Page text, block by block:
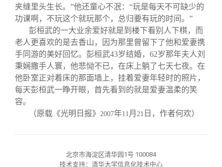
夹缝里头生长。”他还童心不泯：“玩是每天不可缺少的
功课啊，不玩这个就玩那个，总归要有玩的时间。”
彭桓武的一大业余爱好就是到楼下看别人下棋，而
老人更喜欢的是去香山，因为那里曾留下了他和爱妻携
手同游的美好回忆。彭桓武43岁结婚， 62岁那年夫人刘
秉娴撒手人寰，他悲恸不已，在床上躺了七天七夜。在
他卧室正对着床的那面墙上，挂着爱妻年轻时的照片，
每天彭桓武一睁开眼，首先看到的就是爱妻温柔的笑
容。
（原载《光明日报》 2007年11 月 21 日，作者何欢）
北京市海淀区清华园1号 100084
技术支持：清华大学信息化技术中心